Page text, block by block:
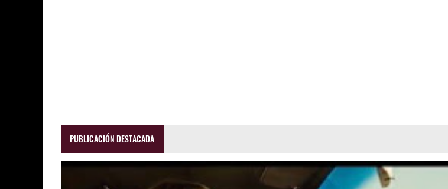
PUBLICACIÓN DESTACADA